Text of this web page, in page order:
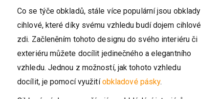
Co se týče obkladů, stále více populární jsou obklady
cihlové, které díky svému vzhledu budí dojem cihlové
zdi. Začleněním tohoto designu do svého interiéru či
exteriéru můžete docílit jedinečného a elegantního
vzhledu. Jednou z možností, jak tohoto vzhledu
docílit, je pomocí využitíobkladové pásky.